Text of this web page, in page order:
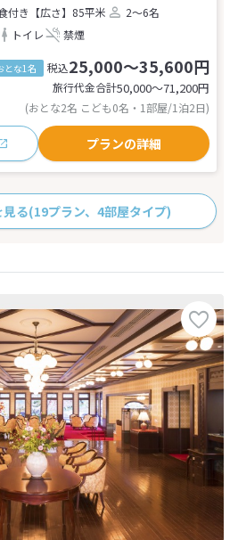
付き 【広さ】85平米
2～6名
トイレ 禁煙
とな1名 税込25,000～35,600円
旅行代金合計50,000〜71,200円
(おとな2名 こども0名・1部屋/1泊2日)
プランの詳細
見る(19プラン、4部屋タイプ)